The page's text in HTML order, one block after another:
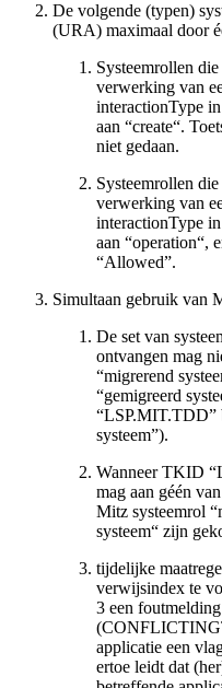
De volgende (typen)
(URA) maximaal door
Systeemrollen
verwerking van
interactionType
aan “create“.
niet gedaan.
Systeemrollen
verwerking van
interactionType
aan “operation“,
“Allowed”.
Simultaan gebruik van
De set van
ontvangen mag
“migrerend
“gemigreerd
“LSP.MIT.TDD”
systeem”).
Wanneer TKID
mag aan géén
Mitz systeemrol
systeem“ zijn
tijdelijke
verwijsindex te
3 een
applicatie een
ertoe leidt dat